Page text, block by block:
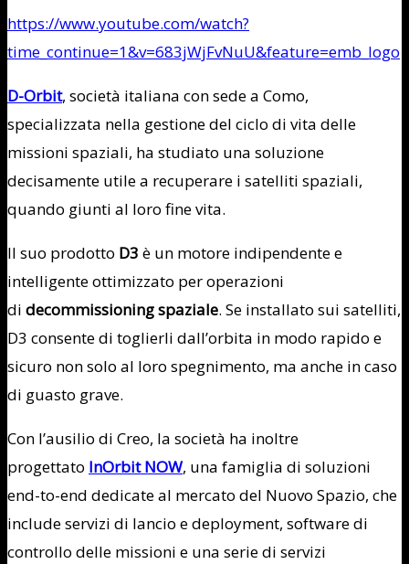
https://www.youtube.com/watch?
time_continue=1&v=683jWjFvNuU&feature=emb_logo
D-Orbit, società italiana con sede a Como,
specializzata nella gestione del ciclo di vita delle
missioni spaziali, ha studiato una soluzione
decisamente utile a recuperare i satelliti spaziali,
quando giunti al loro fine vita.
Il suo prodotto D3 è un motore indipendente e
intelligente ottimizzato per operazioni
di decommissioning spaziale. Se installato sui satelliti,
D3 consente di toglierli dall’orbita in modo rapido e
sicuro non solo al loro spegnimento, ma anche in caso
di guasto grave.
Con l’ausilio di Creo, la società ha inoltre
progettato InOrbit NOW, una famiglia di soluzioni
end-to-end dedicate al mercato del Nuovo Spazio, che
include servizi di lancio e deployment, software di
controllo delle missioni e una serie di servizi